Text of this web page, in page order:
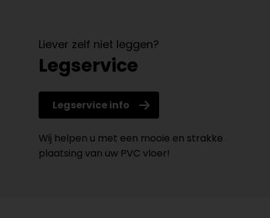
Liever zelf niet leggen?
Legservice
Legservice info
Wij helpen u met een mooie en strakke
plaatsing van uw PVC vloer!